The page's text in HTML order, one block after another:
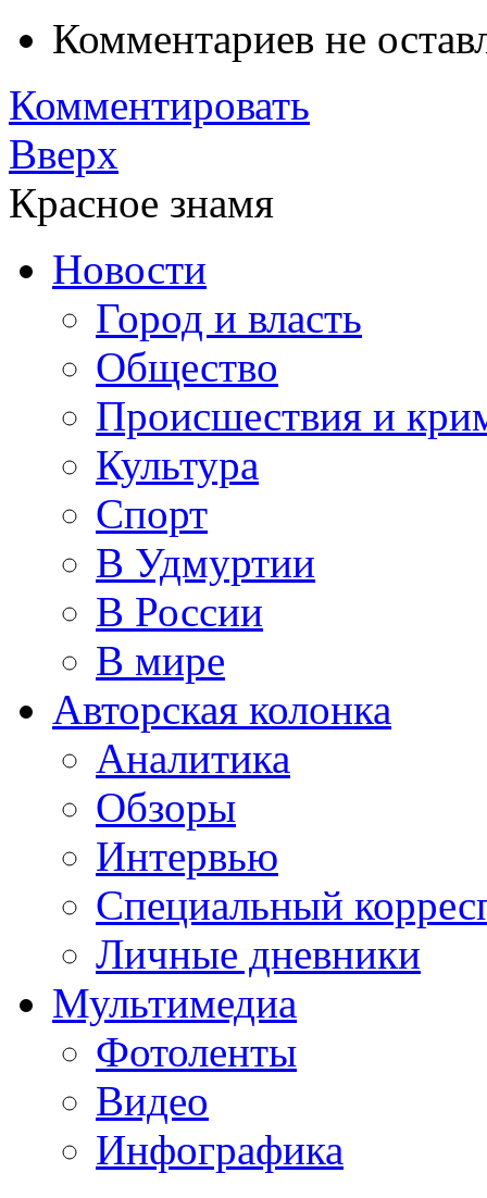
Комментариев не
Комментировать
Вверх
Красное знамя
Новости
Город и власть
Общество
Происшествия и
Культура
Спорт
В Удмуртии
В России
В мире
Авторская колонка
Аналитика
Обзоры
Интервью
Специальный
Личные дневники
Мультимедиа
Фотоленты
Видео
Инфографика